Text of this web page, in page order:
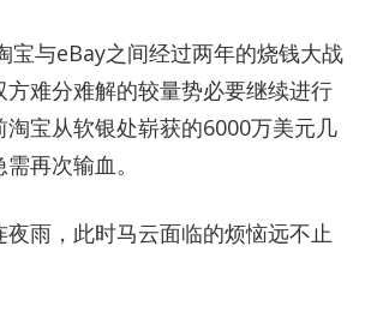
宝与eBay之间经过两年的烧钱大战
方难分难解的较量势必要继续进行
淘宝从软银处崭获的6000万美元几
再次输血。
夜雨，此时马云面临的烦恼远不止